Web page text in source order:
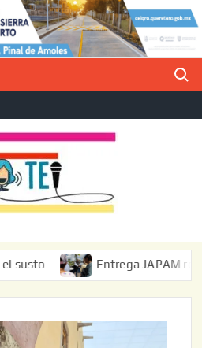
Entrega JAPAM